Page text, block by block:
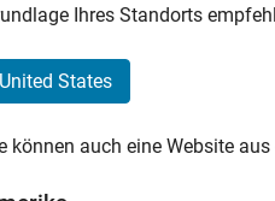
Ihres Standorts
United States
können auch eine Website